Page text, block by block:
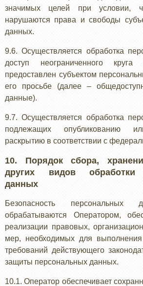
значимых целей при условии,
нарушаются права и свободы
данных.
9.6. Осуществляется обработка
доступ неограниченного
предоставлен субъектом
его просьбе (далее –
данные).
9.7. Осуществляется обработка
подлежащих опубликованию
раскрытию в соответствии с
10. Порядок сбора,
других видов обработки
данных
Безопасность персональных
обрабатываются Оператором,
реализации правовых,
мер, необходимых для
требований действующего
защиты персональных данных.
10.1. Оператор обеспечивает